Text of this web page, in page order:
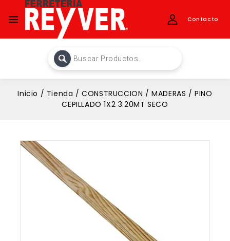
Contacto
Inicio / Tienda / CONSTRUCCION / MADERAS / PINO
CEPILLADO 1X2 3.20MT SECO